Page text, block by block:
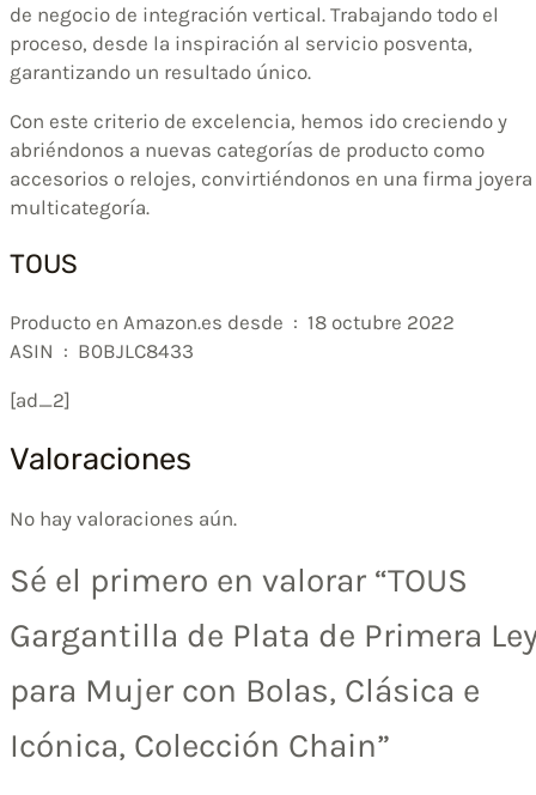
de negocio de integración vertical. Trabajando todo el
proceso, desde la inspiración al servicio posventa,
garantizando un resultado único.
Con este criterio de excelencia, hemos ido creciendo y
abriéndonos a nuevas categorías de producto como
accesorios o relojes, convirtiéndonos en una firma joyera
multicategoría.
TOUS
Producto en Amazon.es desde ‏ : ‎ 18 octubre 2022
ASIN ‏ : ‎ B0BJLC8433
[ad_2]
Valoraciones
No hay valoraciones aún.
Sé el primero en valorar “TOUS
Gargantilla de Plata de Primera
para Mujer con Bolas, Clásica e
Icónica, Colección Chain”